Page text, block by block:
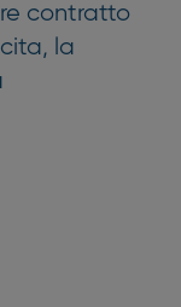
contratto
la